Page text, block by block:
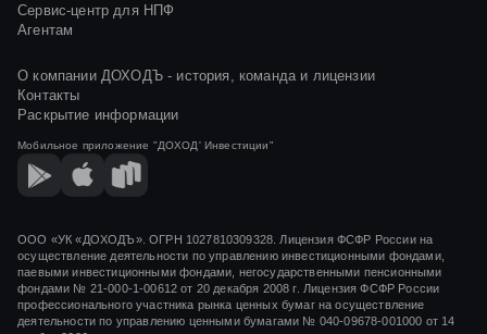
Сервис-центр для НПФ
Агентам
О компании ДОХОДЪ - история, команда и лицензии
Контакты
Раскрытие информации
Мобильное приложение "ДОХОД' Инвестиции"
ООО «УК «ДОХОДЪ». ОГРН 1027810309328. Лицензия ФСФР России на
осуществление деятельности по управлению инвестиционными фондами,
паевыми инвестиционными фондами, негосударственными пенсионными
фондами № 21-000-1-00612 от 20 декабря 2008 г. Лицензия ФСФР России
профессионального участника рынка ценных бумаг на осуществление
деятельности по управлению ценными бумагами № 040-09678-001000 от 14